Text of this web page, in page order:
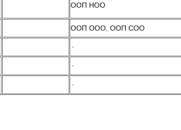
ООП НОО
ООП ООО, ООП СОО
-
-
-